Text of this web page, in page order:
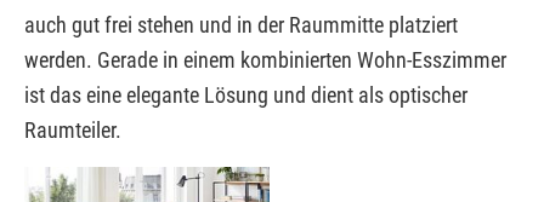
auch gut frei stehen und in der Raummitte platziert
werden. Gerade in einem kombinierten Wohn-Esszimmer
ist das eine elegante Lösung und dient als optischer
Raumteiler.